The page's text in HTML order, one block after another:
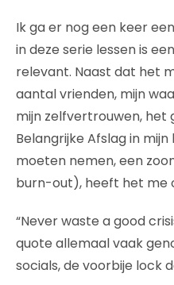
Ik ga er nog een keer
in deze serie lessen is
relevant. Naast dat het
aantal vrienden, mijn
mijn zelfvertrouwen, het
Belangrijke Afslag in
moeten nemen, een
burn-out), heeft het me
“Never waste a good
quote allemaal vaak
socials, de voorbije lock